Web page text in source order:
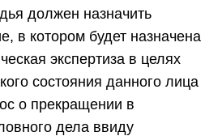
должен назначить
в котором будет назначена
экспертиза в целях
состояния данного лица
о прекращении в
дела ввиду